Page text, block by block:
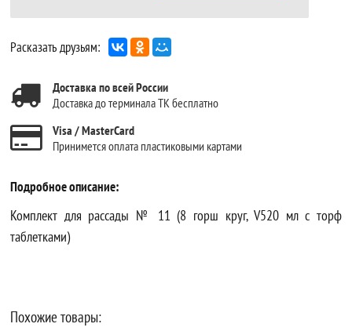
Расказать друзьям:
Доставка по всей России
Доставка до терминала ТК бесплатно
Visa / MasterCard
Принимется оплата пластиковыми картами
Подробное описание:
Комплект для рассады № 11 (8 горш круг, V520 мл с торф
таблетками)
Похожие товары: